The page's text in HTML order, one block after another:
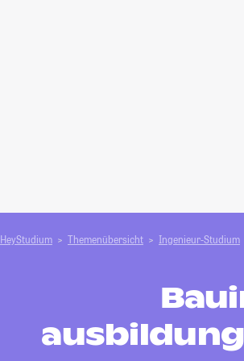
HeyStudium Themenübersicht Ingenieur-Studium